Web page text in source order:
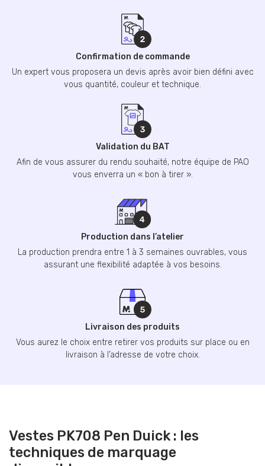
Confirmation de commande
Un expert vous proposera un devis après avoir bien défini avec
vous quantité, couleur et technique.
Validation du BAT
Afin de vous assurer du rendu souhaité, notre équipe de PAO
vous enverra un « bon à tirer ».
Production dans l’atelier
La production prendra entre 1 à 3 semaines ouvrables, vous
assurant une flexibilité adaptée à vos besoins.
Livraison des produits
Vous aurez le choix entre retirer vos produits sur place ou en
livraison à l’adresse de votre choix.
Vestes PK708 Pen Duick : les
techniques de marquage